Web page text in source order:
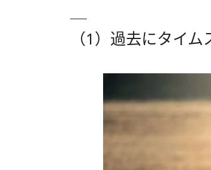
（1）過去にタイ